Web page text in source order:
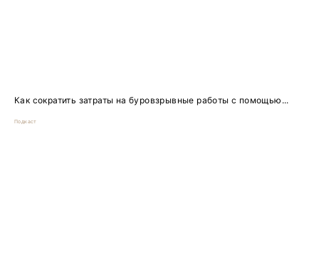
Как сократить затраты на буровзрывные работы с помощью...
Подкаст